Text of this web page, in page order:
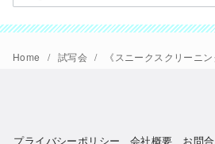
ー
カ
イ
Home 試写会 《スニークスクリーニング招待作品》は『ブリグズビー・ベア』
プライバシーポリシー 会社概要 お問